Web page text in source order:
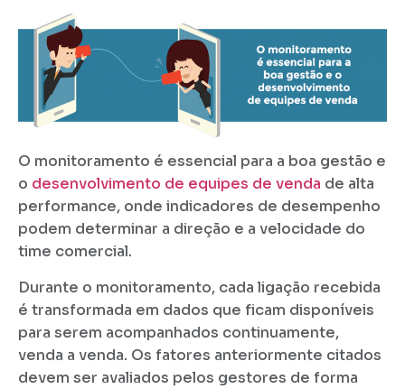
O monitoramento é essencial para a boa gestão e
o desenvolvimento de equipes de venda de alta
performance, onde indicadores de desempenho
podem determinar a direção e a velocidade do
time comercial.
Durante o monitoramento, cada ligação recebida
é transformada em dados que ficam disponíveis
para serem acompanhados continuamente,
venda a venda. Os fatores anteriormente citados
devem ser avaliados pelos gestores de forma